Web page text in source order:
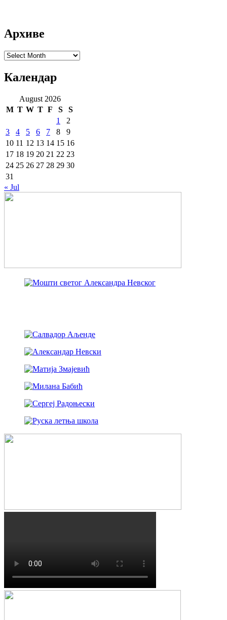
Архиве
Архиве
Календар
August 2026
M T W T F S
S
1
2
3
4 5 6 7 8
9
10 11 12 13 14 15 16
17 18 19 20 21 22 23
24 25 26 27 28 29 30
31
« Jul